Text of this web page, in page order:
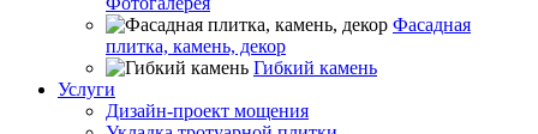
Фасадная
плитка, камень, декор
Гибкий камень
Услуги
Дизайн-проект мощения